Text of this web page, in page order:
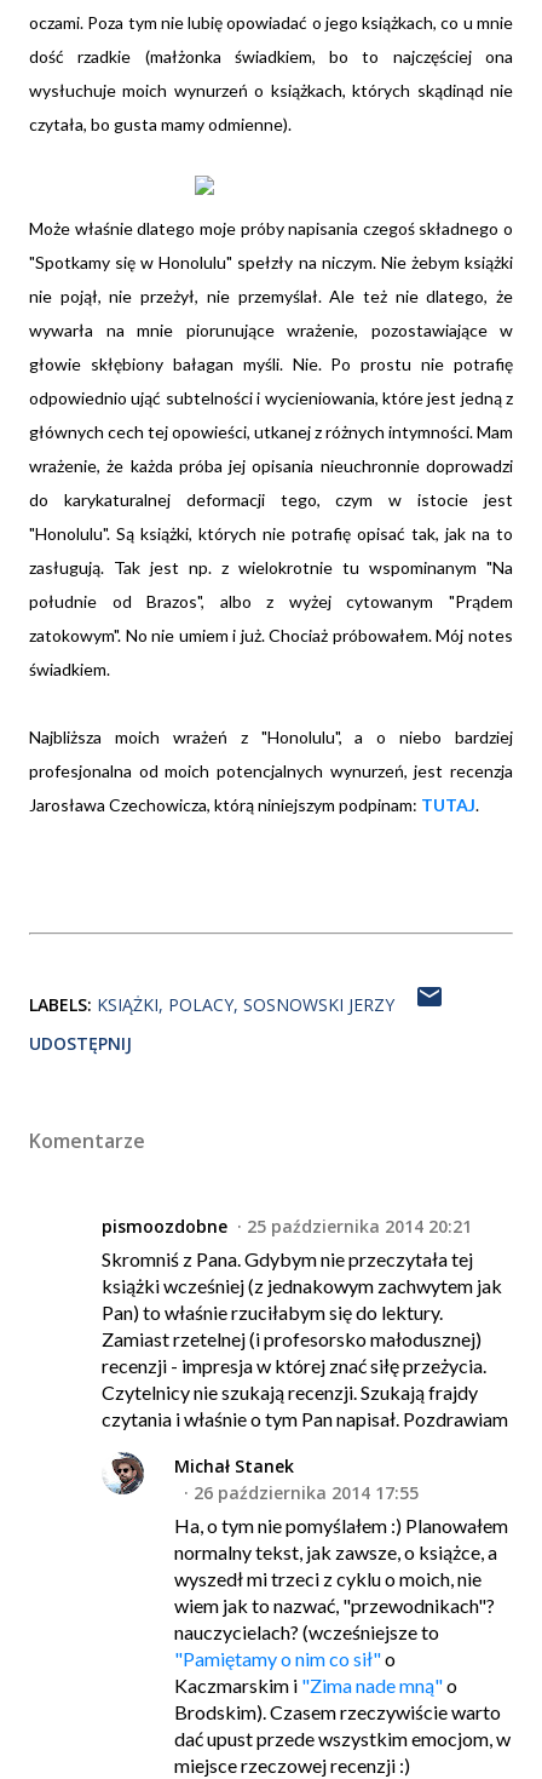
oczami. Poza tym nie lubię opowiadać o jego książkach, co u mnie
dość rzadkie (małżonka świadkiem, bo to najczęściej ona
wysłuchuje moich wynurzeń o książkach, których skądinąd nie
czytała, bo gusta mamy odmienne).
Może właśnie dlatego moje próby napisania czegoś składnego o
"Spotkamy się w Honolulu" spełzły na niczym. Nie żebym książki
nie pojął, nie przeżył, nie przemyślał. Ale też nie dlatego, że
wywarła na mnie piorunujące wrażenie, pozostawiające w
głowie skłębiony bałagan myśli. Nie. Po prostu nie potrafię
odpowiednio ująć subtelności i wycieniowania, które jest jedną z
głównych cech tej opowieści, utkanej z różnych intymności. Mam
wrażenie, że każda próba jej opisania nieuchronnie doprowadzi
do karykaturalnej deformacji tego, czym w istocie jest
"Honolulu". Są książki, których nie potrafię opisać tak, jak na to
zasługują. Tak jest np. z wielokrotnie tu wspominanym "Na
południe od Brazos", albo z wyżej cytowanym "Prądem
zatokowym". No nie umiem i już. Chociaż próbowałem. Mój notes
świadkiem.
Najbliższa moich wrażeń z "Honolulu", a o niebo bardziej
profesjonalna od moich potencjalnych wynurzeń, jest recenzja
Jarosława Czechowicza, którą niniejszym podpinam: TUTAJ.
LABELS: KSIĄŻKI POLACY SOSNOWSKI JERZY
UDOSTĘPNIJ
Komentarze
pismoozdobne
25 października 2014 20:21
Skromniś z Pana. Gdybym nie przeczytała tej
książki wcześniej (z jednakowym zachwytem jak
Pan) to właśnie rzuciłabym się do lektury.
Zamiast rzetelnej (i profesorsko małodusznej)
recenzji - impresja w której znać siłę przeżycia.
Czytelnicy nie szukają recenzji. Szukają frajdy
czytania i właśnie o tym Pan napisał. Pozdrawiam
Michał Stanek
26 października 2014 17:55
Ha, o tym nie pomyślałem :) Planowałem
normalny tekst, jak zawsze, o książce, a
wyszedł mi trzeci z cyklu o moich, nie
wiem jak to nazwać, "przewodnikach"?
nauczycielach? (wcześniejsze to
"Pamiętamy o nim co sił"o
Kaczmarskim i "Zima nade mną"o
Brodskim). Czasem rzeczywiście warto
dać upust przede wszystkim emocjom, w
miejsce rzeczowej recenzji :)